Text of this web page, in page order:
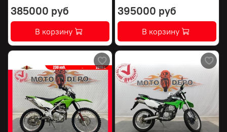
385000 руб
В корзину
395000 руб
В корзину